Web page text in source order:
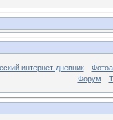
интернет-дневник
Форум